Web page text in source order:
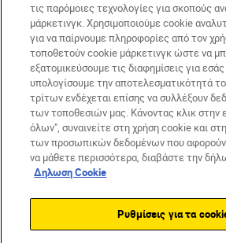
CY(gr) Nikon Sites
Επικοινωνήστε μαζί μας
Δήλωση
Όροι Χρήσης
Δήλωση cookie
© 2026 Nikon
τις παρόμοιες τεχνολογίες για σκοπούς
μάρκετινγκ. Χρησιμοποιούμε cookie
για να παίρνουμε πληροφορίες από τον
τοποθετούν cookie μάρκετινγκ ώστε να
εξατομικεύσουμε τις διαφημίσεις για εσάς
υπολογίσουμε την αποτελεσματικότητά
τρίτων ενδέχεται επίσης να συλλέξουν
των τοποθεσιών μας. Κάνοντας κλικ στην
όλων", συναινείτε στη χρήση cookie και
των προσωπικών δεδομένων που αφορούν.
να μάθετε περισσότερα, διαβάστε την
Δηλωση Cookie
Ρυθμίσεις για τα